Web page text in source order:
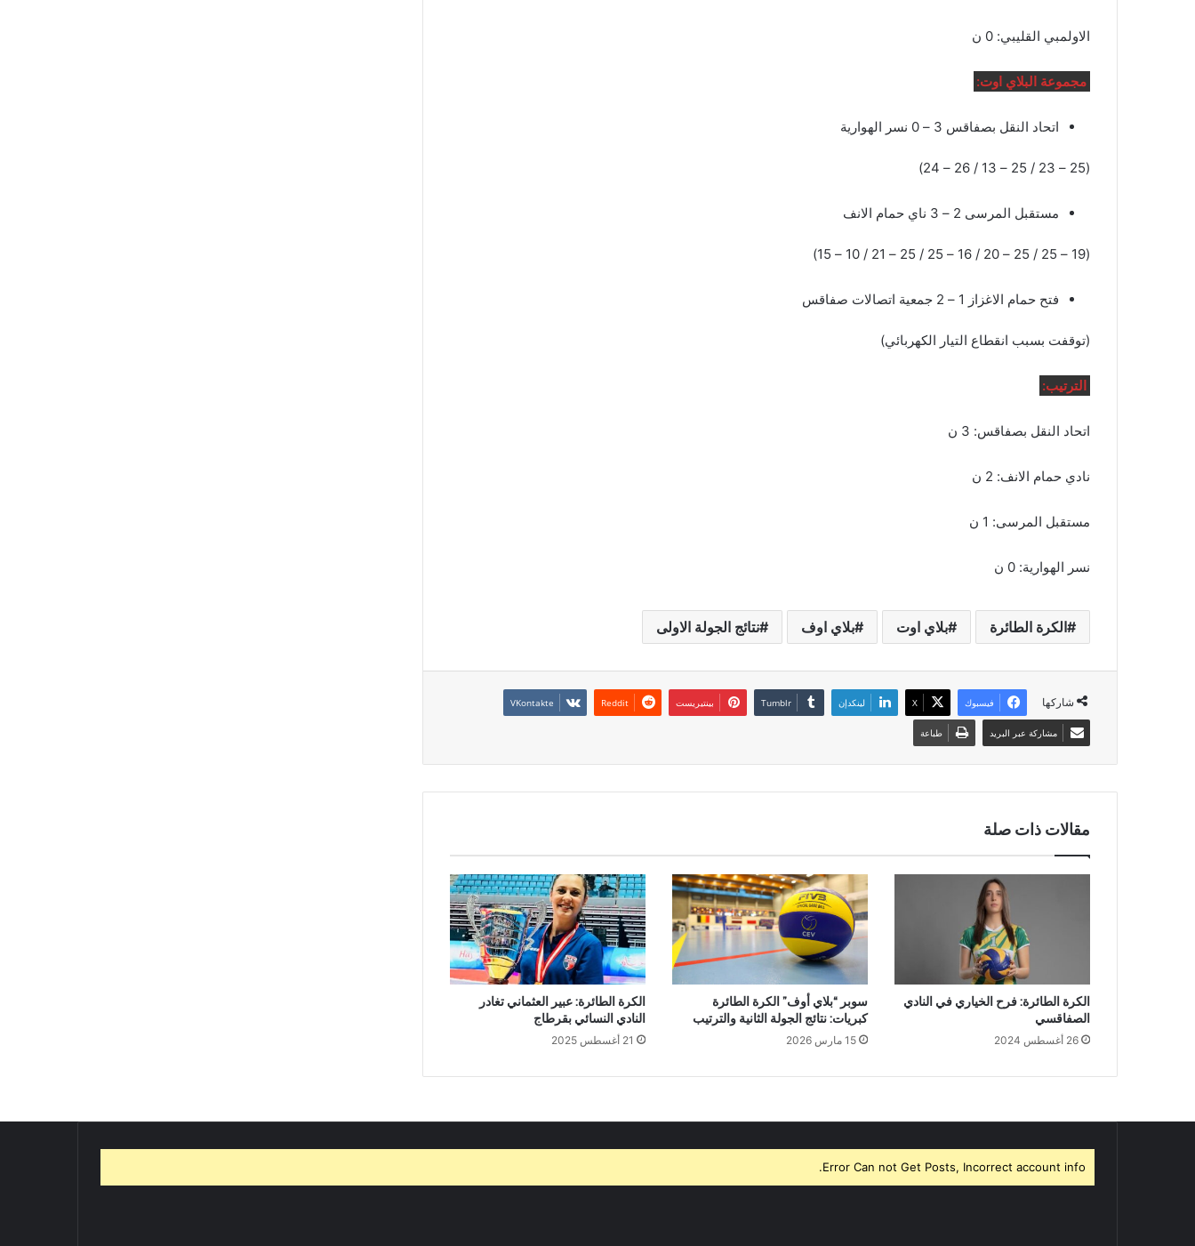
الاولمبي القليبي: 0 ن
مجموعة البلاي اوت:
اتحاد النقل بصفاقس 3 – 0 نسر الهوارية
(25 – 23 / 25 – 13 / 26 – 24)
مستقبل المرسى 2 – 3 ناي حمام الانف
(19 – 25 / 25 – 20 / 16 – 25 / 25 – 21 / 10 – 15)
فتح حمام الاغزاز 1 – 2 جمعية اتصالات صفاقس
(توقفت بسبب انقطاع التيار الكهربائي)
الترتيب:
اتحاد النقل بصفاقس: 3 ن
نادي حمام الانف: 2 ن
مستقبل المرسى: 1 ن
نسر الهوارية: 0 ن
الكرة الطائرة بلاي اوت بلاي اوف نتائج الجولة الاولى
شاركها فيسبوك ‫X لينكدإن بينتيريست
مشاركة عبر البريد طباعة
مقالات ذات صلة
الكرة الطائرة: فرح الخياري في النادي
الصفاقسي
26 أغسطس 2024
سوبر “بلاي أوف” الكرة الطائرة
كبريات: نتائج الجولة الثانية والترتيب
15 مارس 2026
الكرة الطائرة: عبير العثماني تغادر
النادي النسائي بقرطاج
21 أغسطس 2025
Error Can not Get Posts, Incorrect account info.